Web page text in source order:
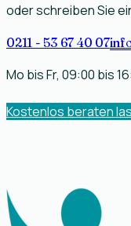
oder schreiben Sie
0211 - 53 67 40 07
Mo bis Fr, 09:00 bis
Kostenlos beraten